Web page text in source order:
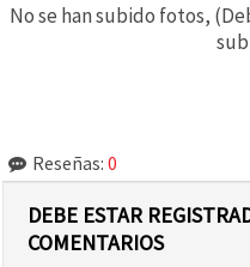
No se han subido fotos,
Reseñas: 0
DEBE ESTAR
COMENTARIOS